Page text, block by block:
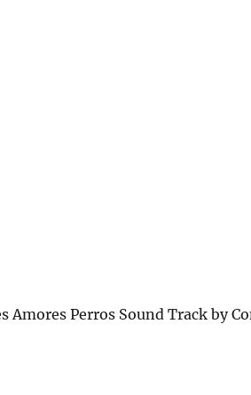
Amores Perros Sound Track by